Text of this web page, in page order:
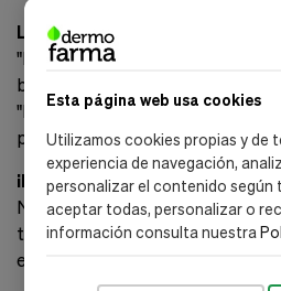
Esta página web usa cookies
Utilizamos cookies propias y de
experiencia de navegación,
personalizar el contenido según
aceptar todas, personalizar o
información consulta nuestra
Lo Que Dicen Nuestros Clientes
"Finalmente un protector solar
bebé." - Ana M.
"Me encanta que puedo usarlo
preocupaciones." - Carlos R.
¡Pide Ahora y Protege a Tu
No esperes más para disfrutar
tranquilidad. ¡Compra ahora y
especial del 10% en tu primera